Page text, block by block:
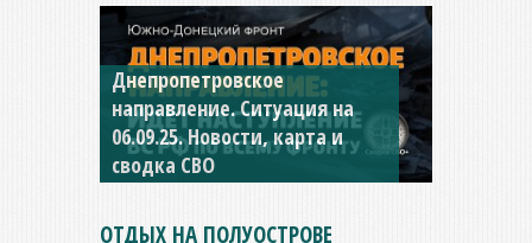
Днепропетровское
направление. Ситуация на
06.09.25. Новости, карта и
сводка СВО
Константиновское
направление. Ситуация на
04.09.25 Новости, карта и
сводка СВО
ОТДЫХ НА ПОЛУОСТРОВЕ